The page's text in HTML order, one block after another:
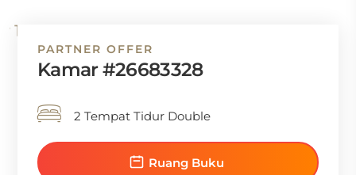
PARTNER OFFER
Kamar #26683328
2 Tempat Tidur Double
Ruang Buku